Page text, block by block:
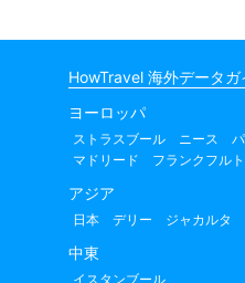
HowTravel 海外データガ
ヨーロッパ
ストラスブール ニース
マドリード
フランクフルト
アジア
日本 デリー ジャカルタ
中東
イスタンブール